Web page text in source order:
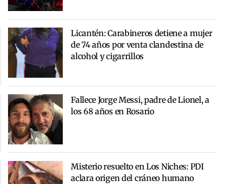
Licantén: Carabineros detiene a mujer
de 74 años por venta clandestina de
alcohol y cigarrillos
Fallece Jorge Messi, padre de Lionel, a
los 68 años en Rosario
Misterio resuelto en Los Niches: PDI
aclara origen del cráneo humano